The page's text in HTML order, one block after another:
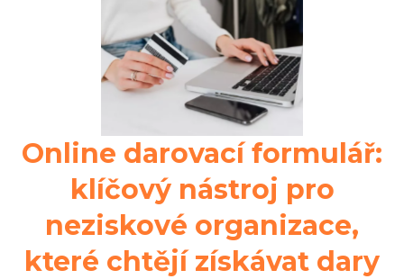
Online darovací formulář:
klíčový nástroj pro
neziskové organizace,
které chtějí získávat dary